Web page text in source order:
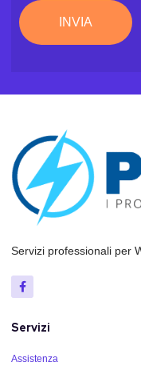
(Obbligatorio)
Servizi professionali per
Servizi
Assistenza